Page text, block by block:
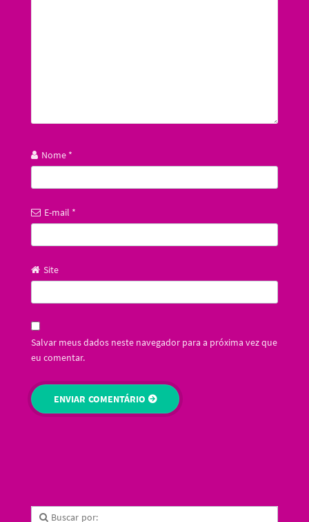
Nome *
E-mail *
Site
Salvar meus dados neste navegador para a próxima vez que
eu comentar.